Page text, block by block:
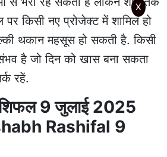
पर किसी नए प्रोजेक्ट में शामिल हो
थकान महसूस हो सकती है. किसी
है जो दिन को खास बना सकता
रहें.
9 जुलाई 2025
Rashifal 9
X